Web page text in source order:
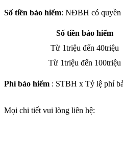
Số tiền bảo hiểm: NĐBH có quyền
Số tiền bảo hiểm
Từ 1triệu đến 40triệu
Từ 1triệu đến 100triệu
Phí bảo hiểm : STBH x Tỷ lệ phí
Mọi chi tiết vui lòng liên hệ: